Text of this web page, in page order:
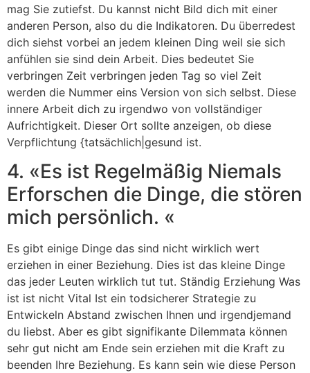
mag Sie zutiefst. Du kannst nicht Bild dich mit einer
anderen Person, also du die Indikatoren. Du überredest
dich siehst vorbei an jedem kleinen Ding weil sie sich
anfühlen sie sind dein Arbeit. Dies bedeutet Sie
verbringen Zeit verbringen jeden Tag so viel Zeit
werden die Nummer eins Version von sich selbst. Diese
innere Arbeit dich zu irgendwo von vollständiger
Aufrichtigkeit. Dieser Ort sollte anzeigen, ob diese
Verpflichtung {tatsächlich|gesund ist.
4. «Es ist Regelmäßig Niemals
Erforschen die Dinge, die stören
mich persönlich. «
Es gibt einige Dinge das sind nicht wirklich wert
erziehen in einer Beziehung. Dies ist das kleine Dinge
das jeder Leuten wirklich tut tut. Ständig Erziehung Was
ist ist nicht Vital Ist ein todsicherer Strategie zu
Entwickeln Abstand zwischen Ihnen und irgendjemand
du liebst. Aber es gibt signifikante Dilemmata können
sehr gut nicht am Ende sein erziehen mit die Kraft zu
beenden Ihre Beziehung. Es kann sein wie diese Person